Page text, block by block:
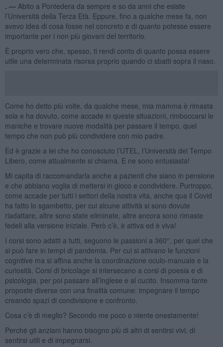
. — Abito a Pontedera da sempre e so da anni che esiste
l’Università della Terza Età. Eppure, fino a qualche mese fa, non
avevo idea di cosa fosse nel concreto e di quanto potesse essere
importante per i non più giovani del territorio.
È proprio vero che, spesso, ti rendi conto di quanto possa essere
utile una determinata risorsa proprio quando ci sbatti sopra il naso.
Come ho detto più volte, da qualche mese, mia mamma è rimasta
sola e ha dovuto, come accade in queste situazioni, rimboccarsi le
maniche e trovare nuove modalità per passare il tempo, quel
tempo che non può più condividere con mio padre.
Ed è grazie a lei che ho conosciuto l’UTEL, l’Università del Tempo
Libero, come attualmente si chiama. E ne sono entusiasta!
Mi capita di raccomandarla anche a pazienti che siano in pensione
e che abbiano voglia di mettersi in gioco e condividere. Purtroppo,
come accade per tutti i settori della nostra vita, anche qua il Covid
ha fatto lo sgambetto, per cui alcune attività si sono dovute
riadattare, altre sono state eliminate, altre ancora sono rimaste
fedeli alla versione iniziale. Però c’è, è attiva ed è viva!
I corsi sono adatti a tutti, seguono le passioni a 360°, per quel che
si può fare in tempi di pandemia. Per cui si attivano le funzioni
cognitive ma si affina anche la coordinazione oculo-manuale e la
curiosità. Corsi di bricolage si intersecano a corsi di poesia e di
psicologia, per poi passare all’inglese e al cucito. Insomma tante
proposte diverse con una finalità comune: impegnare il tempo
creando spazi di condivisione e confronto.
Cosa c’è di meglio? Secondo me poco o niente onestamente!
Perché gli anziani hanno bisogno più di altri di sentirsi vivi, di
sentirsi utili e di impegnarsi.